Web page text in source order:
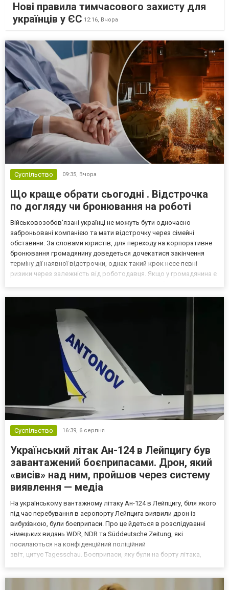
Нові правила тимчасового захисту для
українців у ЄС 12:16, Вчора
Суспільство 09:35, Вчора
Що краще обрати сьогодні . Відстрочка
по догляду чи бронювання на роботі
Військовозобов'язані українці не можуть бути одночасно
заброньовані компанією та мати відстрочку через сімейні
обставини. За словами юристів, для переходу на корпоративне
бронювання громадянину доведеться дочекатися закінчення
терміну дії наявної відстрочки, однак такий крок несе певні
ризики через залежність від роботодавця. Якщо у громадянина є
Суспільство 16:39, 6 серпня
Український літак Ан-124 в Лейпцигу був
завантажений боєприпасами. Дрон, який
«висів» над ним, пройшов через систему
виявлення — медіа
На українському вантажному літаку Ан-124 в Лейпцигу, біля якого
під час перебування в аеропорту Лейпцига виявили дрон із
вибухівкою, були боєприпаси. Про це йдеться в розслідуванні
німецьких видань WDR, NDR та Süddeutsche Zeitung, які
посилаються на конфіденційний поліційний
звіт, цитує Tagesschau. Боєприпаси, яку були на борту літака,